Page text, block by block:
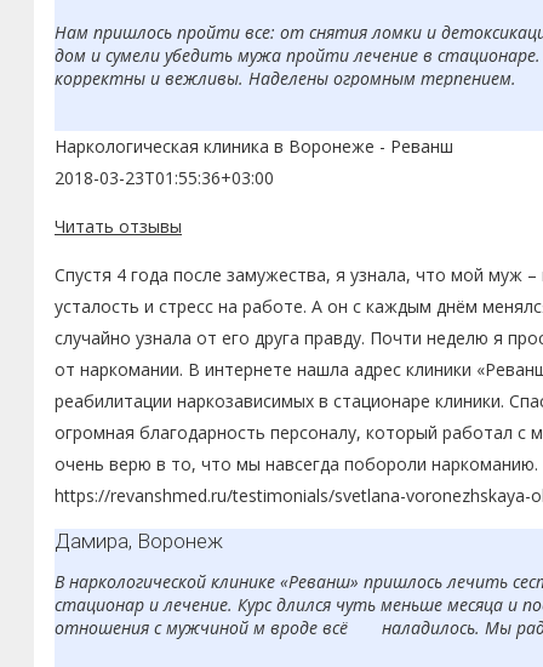
Нам пришлось пройти все: от снятия ломки и
дом и сумели убедить мужа пройти лечение в
корректны и вежливы. Наделены огромным терпением.
Наркологическая клиника в Воронеже - Реванш
2018-03-23T01:55:36+03:00
Читать отзывы
Спустя 4 года после замужества, я узнала, что мой муж
усталость и стресс на работе. А он с каждым днём
случайно узнала от его друга правду. Почти неделю я
от наркомании. В интернете нашла адрес клиники
реабилитации наркозависимых в стационаре клиники.
огромная благодарность персоналу, который работал
очень верю в то, что мы навсегда побороли
https://revanshmed.ru/testimonials/svetlana-voronezhskaya-
Дамира, Воронеж
В наркологической клинике «Реванш» пришлось лечить
стационар и лечение. Курс длился чуть меньше месяца и
отношения с мужчиной м вроде всё наладилось. Мы